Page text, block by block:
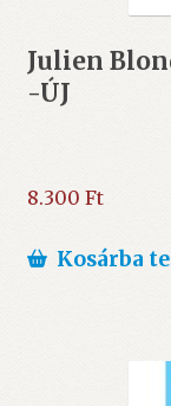
Julien
-ÚJ
8.300 Ft
Kosárba